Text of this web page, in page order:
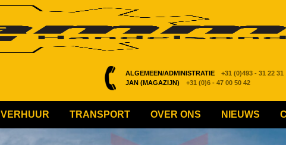
ALGEMEEN/ADMINISTRATIE +31 (0)493 - 31 22 31
JAN (MAGAZIJN)
+31 (0)6 - 47 00 50 42
VERHUUR TRANSPORT OVER ONS NIEUWS